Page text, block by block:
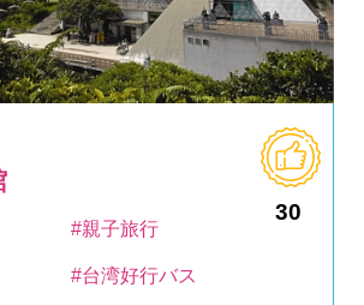
30
#親子旅行
#台湾好行バス